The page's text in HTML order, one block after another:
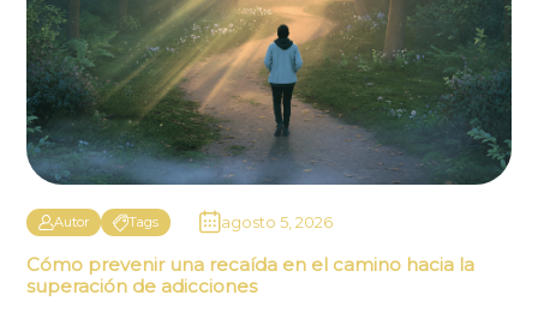
Autor Tags agosto 5, 2026
Cómo prevenir una recaída en el camino hacia la
superación de adicciones